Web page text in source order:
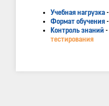
Учебная нагрузка-
Формат обучения-
Контроль знаний -
тестирования